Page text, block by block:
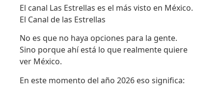
El canal Las Estrellas es el más visto en México.
El Canal de las Estrellas
No es que no haya opciones para la gente.
Sino porque ahí está lo que realmente quiere
ver México.
En este momento del año 2026 eso significa: